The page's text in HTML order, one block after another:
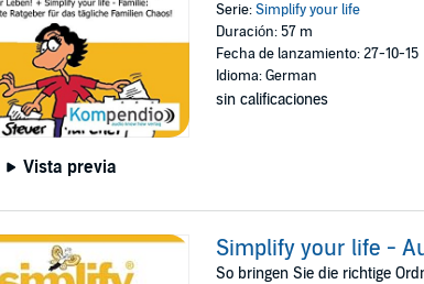
Vista previa
Serie:Simplify your life
Duración: 57 m
Fecha de lanzamiento: 27-10-15
Idioma: German
sin calificaciones
Simplify your life -
So bringen Sie die richtige